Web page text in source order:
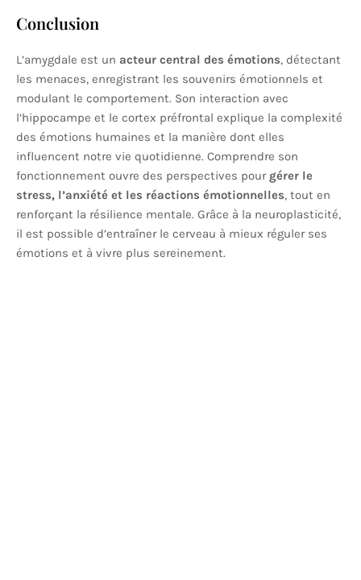
Conclusion
L’amygdale est un acteur central des émotions, détectant
les menaces, enregistrant les souvenirs émotionnels et
modulant le comportement. Son interaction avec
l’hippocampe et le cortex préfrontal explique la complexité
des émotions humaines et la manière dont elles
influencent notre vie quotidienne. Comprendre son
fonctionnement ouvre des perspectives pour gérer le
stress, l’anxiété et les réactions émotionnelles, tout en
renforçant la résilience mentale. Grâce à la neuroplasticité,
il est possible d’entraîner le cerveau à mieux réguler ses
émotions et à vivre plus sereinement.